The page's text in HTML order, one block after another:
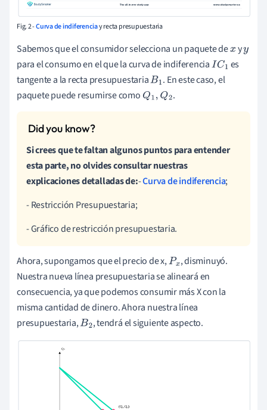
Fig. 2 -Curva de indiferenciay recta presupuestaria
Sabemos que el consumidor selecciona un paquete dex yy
para el consumo en el que la curva de indiferenciaIC1 es
tangente a la recta presupuestariaB1 . En este caso, el
paquete puede resumirse como Q1,Q2 .
Si crees que te faltan algunos puntos para entender
esta parte,no olvides consultar nuestras
explicaciones detalladas de:-Curva de indiferencia;
- Restricción Presupuestaria;
- Gráfico de restricción presupuestaria.
Ahora, supongamos que el precio de x,Px , disminuyó.
Nuestra nueva línea presupuestaria se alineará en
consecuencia, ya que podemos consumir más X con la
misma cantidad de dinero. Ahora nuestra línea
presupuestaria,B2 , tendrá el siguiente aspecto.